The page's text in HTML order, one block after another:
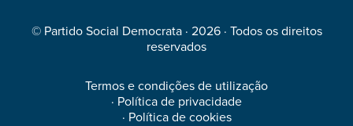
© Partido Social Democrata · 2026 · Todos os direitos
reservados
Termos e condições de utilização
· Política de privacidade
· Política de cookies
Media